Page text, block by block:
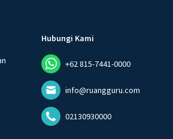
Hubungi Kami
+62 815-7441-0000
info@ruangguru.com
02130930000